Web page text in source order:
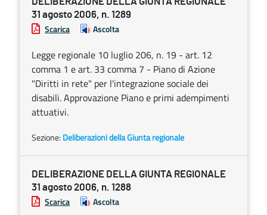
31 agosto 2006, n. 1289
Scarica Ascolta
Legge regionale 10 luglio 206, n. 19 - art. 12
comma 1 e art. 33 comma 7 - Piano di Azione
"Diritti in rete" per l'integrazione sociale dei
disabili. Approvazione Piano e primi adempimenti
attuativi.
Sezione: Deliberazioni della Giunta regionale
DELIBERAZIONE DELLA GIUNTA REGIONALE
31 agosto 2006, n. 1288
Scarica Ascolta